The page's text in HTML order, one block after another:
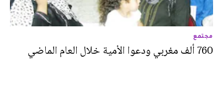
مجتمع
760 ألف مغربي ودعوا الأمية خلال العام الماضي